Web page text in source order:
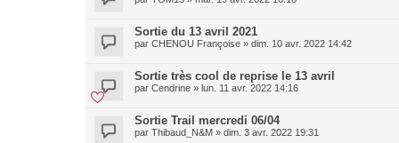
Sortie du 13 avril 2021
par CHENOU Françoise » dim. 10 avr. 2022 14:42
Sortie très cool de reprise le 13 avril
par Cendrine » lun. 11 avr. 2022 14:16
Sortie Trail mercredi 06/04
par Thibaud_N&M » dim. 3 avr. 2022 19:31